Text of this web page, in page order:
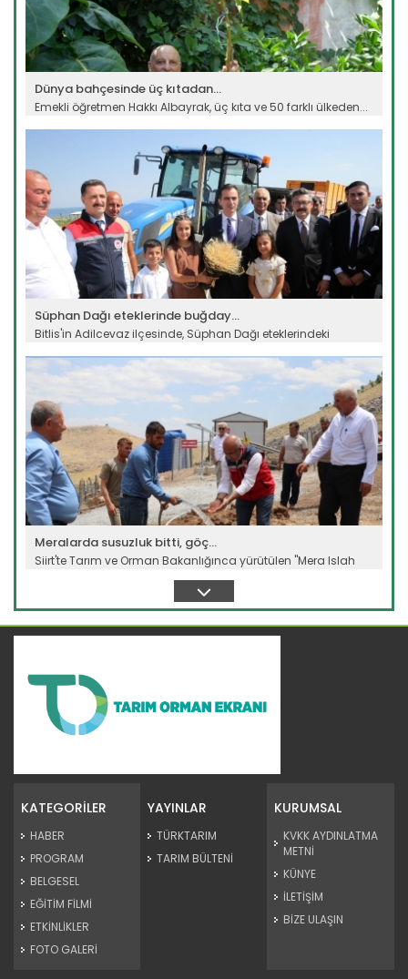
Dünya bahçesinde üç kıtadan...
Emekli öğretmen Hakkı Albayrak, üç kıta ve 50 farklı ülkeden...
Devamını Oku ->
Süphan Dağı eteklerinde buğday...
Bitlis'in Adilcevaz ilçesinde, Süphan Dağı eteklerindeki
Devamını Oku ->
Meralarda susuzluk bitti, göç...
Siirt'te Tarım ve Orman Bakanlığınca yürütülen "Mera Islah
Uluslararası...
KATEGORİLER
HABER
PROGRAM
BELGESEL
EĞİTİM FİLMİ
ETKİNLİKLER
FOTO GALERİ
YAYINLAR
TÜRKTARIM
TARIM BÜLTENİ
KURUMSAL
KVKK AYDINLATMA
METNİ
KÜNYE
İLETİŞİM
BİZE ULAŞIN